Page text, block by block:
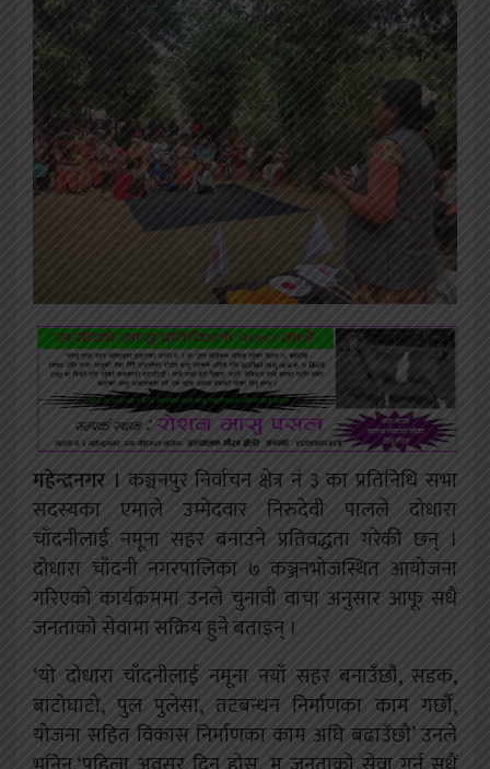
महेन्द्रनगर । कञ्चनपुर निर्वाचन क्षेत्र नं ३ का प्रतिनिधि सभा
सदस्यका एमाले उम्मेदवार निरुदेवी पालले दोधारा
चाँदनीलाई नमूना सहर बनाउने प्रतिवद्धता गरेकी छन् ।
दोधारा चाँदनी नगरपालिका ७ कञ्जनभोजस्थित आयोजना
गरिएको कार्यक्रममा उनले चुनावी वाचा अनुसार आफू सधैं
जनताको सेवामा सक्रिय हुने बताइन् ।
‘यो दोधारा चाँदनीलाई नमूना नयाँ सहर बनाउँछौ, सडक,
बाटोघाटो, पुल पुलेसा, तटबन्धन निर्माणका काम गर्छौ,
योजना सहित विकास निर्माणका काम अघि बढाउँछौ’ उनले